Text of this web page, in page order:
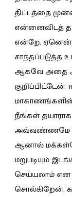
திட்டத்தை
என்னைவிடத்
என்றே.
சாந்தப்படுத்த
ஆகவே அதை
நீங்கள்
அவ்வண்ணமே
ஆனால்
மறுபடியும்
செய்யலாம் என
சொல்கிறேன்,